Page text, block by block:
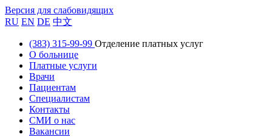
Версия для слабовидящих
RU EN DE 中文
(383) 315-99-99 Отделение платных услуг
О больнице
Платные услуги
Врачи
Пациентам
Специалистам
Контакты
СМИ о нас
Вакансии